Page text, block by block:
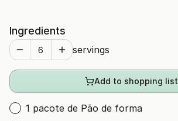
Ingredients
servings
Add to shopping list
1 pacote de Pão de forma